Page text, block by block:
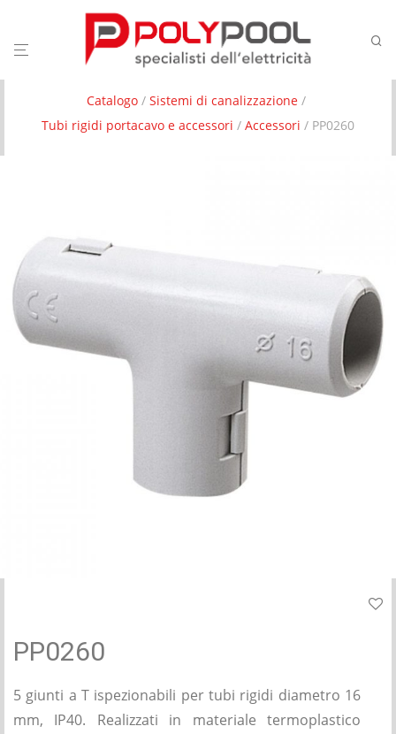
Catalogo / Sistemi di canalizzazione /
Tubi rigidi portacavo e accessori / Accessori / PP0260
PP0260
5 giunti a T ispezionabili per tubi rigidi diametro 16
mm, IP40. Realizzati in materiale termoplastico